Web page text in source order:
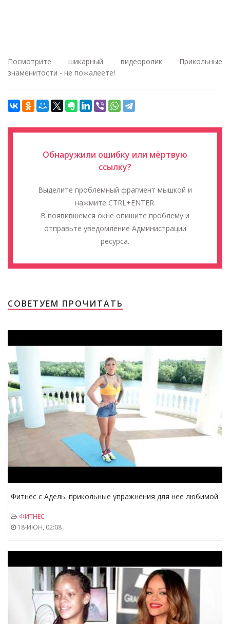
Посмотрите шикарный видеоролик Прикольные
знаменитости - не пожалеете!
Обнаружили ошибку или мёртвую
ссылку?
Выделите проблемный фрагмент мышкой и
нажмите CTRL+ENTER.
В появившемся окне опишите проблему и
отправьте уведомление Администрации
ресурса.
СОВЕТУЕМ ПРОЧИТАТЬ
Фитнес с Адель: прикольные упражнения для нее любимой
ФИТНЕС
18-ИЮН, 02:08